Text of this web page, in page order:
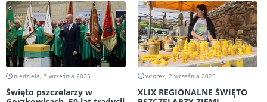
niedziela, 7 września 2025
Święto pszczelarzy w
wtorek, 2 września 2025
XLIX REGIONALNE ŚWIĘTO